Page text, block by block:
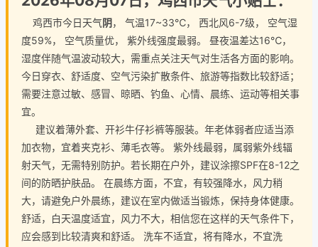
鸡西市今日天气阴， 气温17~33℃， 西北风6-7级， 空气湿
度59%， 空气质量优， 紫外线强度最弱。 昼夜温差达16℃，
湿度伴随气温波动较大，需重点关注天气对生活各方面的影响。
今日穿衣、舒适度、空气污染扩散条件、旅游等指数比较舒适；
需要注意过敏、感冒、晾晒、钓鱼、心情、晨练、运动等相关事
宜。
建议着薄外套、开衫牛仔衫裤等服装。年老体弱者应适当添
加衣物，宜着夹克衫、薄毛衣等。 紫外线最弱，属弱紫外线辐
射天气，无需特别防护。若长期在户外，建议涂擦SPF在8-12之
间的防晒护肤品。 在晨练方面，不宜，有较强降水，风力稍
大，请避免户外晨练，建议在室内做适当锻炼，保持身体健康。
舒适，白天温度适宜，风力不大，相信您在这样的天气条件下，
应会感到比较清爽和舒适。 洗车不适宜，将有降水，不宜洗